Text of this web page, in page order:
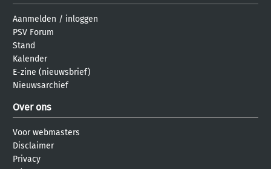
Aanmelden / inloggen
PSV Forum
Stand
Kalender
E-zine (nieuwsbrief)
Nieuwsarchief
Over ons
Voor webmasters
Disclaimer
Privacy